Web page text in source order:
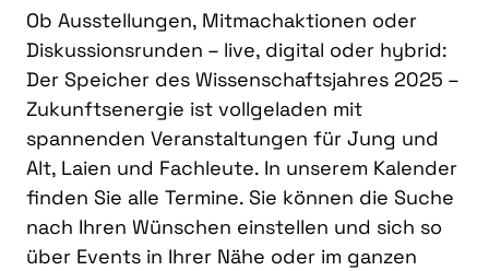
Ob Ausstellungen, Mitmachaktionen oder
Diskussionsrunden – live, digital oder hybrid:
Der Speicher des Wissenschaftsjahres 2025 –
Zukunftsenergie ist vollgeladen mit
spannenden Veranstaltungen für Jung und
Alt, Laien und Fachleute. In unserem Kalender
finden Sie alle Termine. Sie können die Suche
nach Ihren Wünschen einstellen und sich so
über Events in Ihrer Nähe oder im ganzen